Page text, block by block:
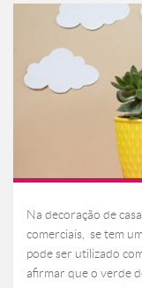
Detalhes
Faça Você Mesma
Na decoração de
comerciais, se tem
pode ser utilizado
afirmar que o verde